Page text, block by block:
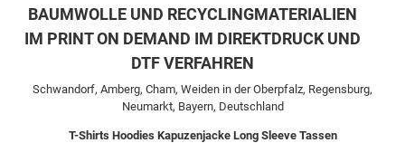
BAUMWOLLE UND RECYCLINGMATERIALIEN
IM PRINT ON DEMAND IM DIREKTDRUCK UND
DTF VERFAHREN
Schwandorf, Amberg, Cham, Weiden in der Oberpfalz, Regensburg,
Neumarkt, Bayern, Deutschland
T-Shirts Hoodies Kapuzenjacke Long Sleeve Tassen